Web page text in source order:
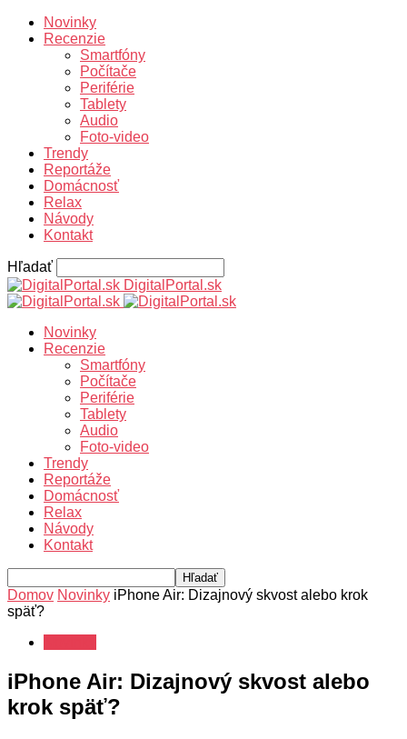
Novinky
Recenzie
Smartfóny
Počítače
Periférie
Tablety
Audio
Foto-video
Trendy
Reportáže
Domácnosť
Relax
Návody
Kontakt
Hľadať
DigitalPortal.sk
Novinky
Recenzie
Smartfóny
Počítače
Periférie
Tablety
Audio
Foto-video
Trendy
Reportáže
Domácnosť
Relax
Návody
Kontakt
Domov Novinky iPhone Air: Dizajnový skvost alebo krok
späť?
iPhone Air: Dizajnový skvost alebo
krok späť?